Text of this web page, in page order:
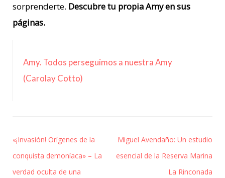
sorprenderte. Descubre tu propia Amy en sus
páginas.
Amy. Todos perseguimos a nuestra Amy
(Carolay Cotto)
«¡Invasión! Orígenes de la
conquista demoníaca» – La
verdad oculta de una
Miguel Avendaño: Un estudio
esencial de la Reserva Marina
La Rinconada